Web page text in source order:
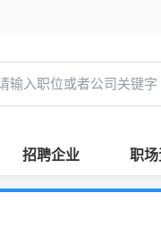
招聘企业 职